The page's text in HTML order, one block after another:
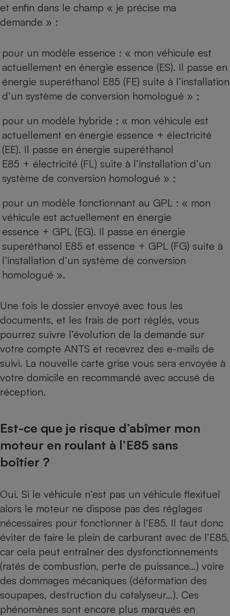
et enfin dans le champ « je précise ma
demande » :
pour un modèle essence : « mon véhicule est
actuellement en énergie essence (ES). Il passe en
énergie superéthanol E85 (FE) suite à l’installation
d’un système de conversion homologué » ;
pour un modèle hybride : « mon véhicule est
actuellement en énergie essence + électricité
(EE). Il passe en énergie superéthanol
E85 + électricité (FL) suite à l’installation d’un
système de conversion homologué » ;
pour un modèle fonctionnant au GPL : « mon
véhicule est actuellement en énergie
essence + GPL (EG). Il passe en énergie
superéthanol E85 et essence + GPL (FG) suite à
l’installation d’un système de conversion
homologué ».
Une fois le dossier envoyé avec tous les
documents, et les frais de port réglés, vous
pourrez suivre l’évolution de la demande sur
votre compte ANTS et recevrez des e-mails de
suivi. La nouvelle carte grise vous sera envoyée à
votre domicile en recommandé avec accusé de
réception.
Est-ce que je risque d’abîmer mon
moteur en roulant à l’E85 sans
boîtier ?
Oui. Si le véhicule n’est pas un véhicule flexifuel
alors le moteur ne dispose pas des réglages
nécessaires pour fonctionner à l’E85. Il faut donc
éviter de faire le plein de carburant avec de l’E85,
car cela peut entraîner des dysfonctionnements
(ratés de combustion, perte de puissance…) voire
des dommages mécaniques (déformation des
soupapes, destruction du catalyseur…). Ces
phénomènes sont encore plus marqués en